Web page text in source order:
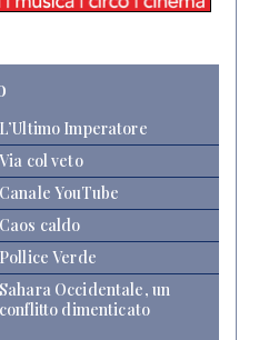
L’Ultimo Imperatore
Via col veto
Canale YouTube
Caos caldo
Pollice Verde
Sahara Occidentale, un
conflitto dimenticato